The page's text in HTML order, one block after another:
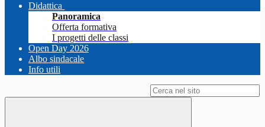
Didattica
Panoramica
Offerta formativa
I progetti delle classi
Open Day 2026
Albo sindacale
Info utili